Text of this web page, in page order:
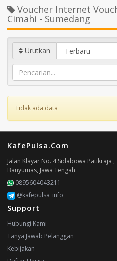
Voucher Internet
Cimahi - Sumedang
Urutkan
Tidak ada data
KafePulsa.Com
Jalan Klayar No. 4 Sidabowa Patikraja ,
Banyumas, Jawa Tengah
0895604043211
@kafepulsa_info
Support
Hubungi Kami
Tanya Jawab Pelanggan
Kebijakan